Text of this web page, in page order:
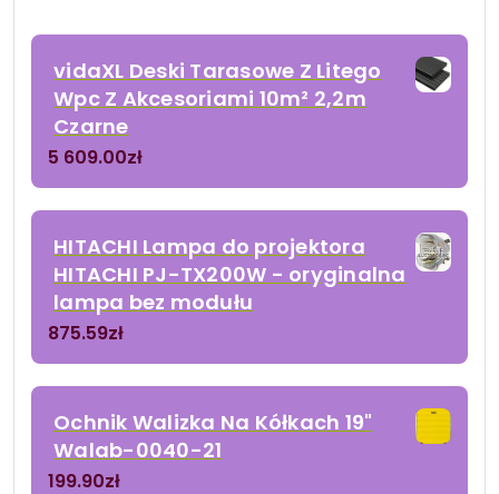
vidaXL Deski Tarasowe Z Litego
Wpc Z Akcesoriami 10m² 2,2m
Czarne
5 609.00zł
HITACHI Lampa do projektora
HITACHI PJ-TX200W - oryginalna
lampa bez modułu
875.59zł
Ochnik Walizka Na Kółkach 19"
Walab-0040-21
199.90zł